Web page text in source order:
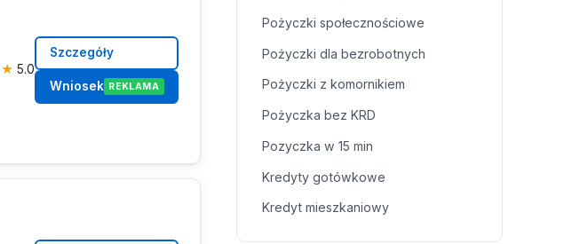
★ 5.0
Szczegóły
Wniosek REKLAMA
Pożyczki społecznościowe
Pożyczki dla bezrobotnych
Pożyczki z komornikiem
Pożyczka bez KRD
Pozyczka w 15 min
Kredyty gotówkowe
Kredyt mieszkaniowy